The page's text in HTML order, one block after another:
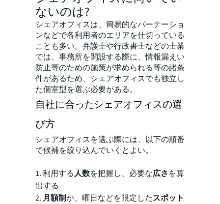
ないのは?
シェアオフィスは、簡易的なパーテーショ
ンなどで各利用者のエリアを仕切っている
ことも多い。弁護士や行政書士などの士業
では、事務所を開設する際に、情報漏えい
防止等のための施策が求められる等の諸条
件があるため、シェアオフィスでも独立し
た個室型を選ぶ必要がある。
自社に合ったシェアオフィスの選
び方
シェアオフィスを選ぶ際には、以下の順番
で候補を絞り込んでいくとよい。
1. 利用する人数を把握し、必要な広さを算
出する
2.月額制か、曜日などを限定したスポット